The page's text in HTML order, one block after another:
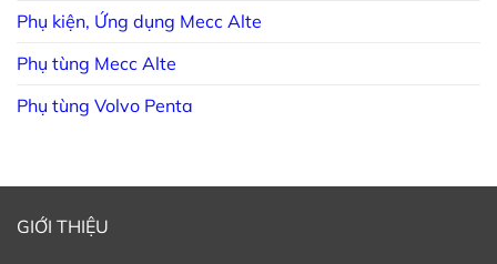
Phụ kiện, Ứng dụng Mecc Alte
Phụ tùng Mecc Alte
Phụ tùng Volvo Penta
GIỚI THIỆU